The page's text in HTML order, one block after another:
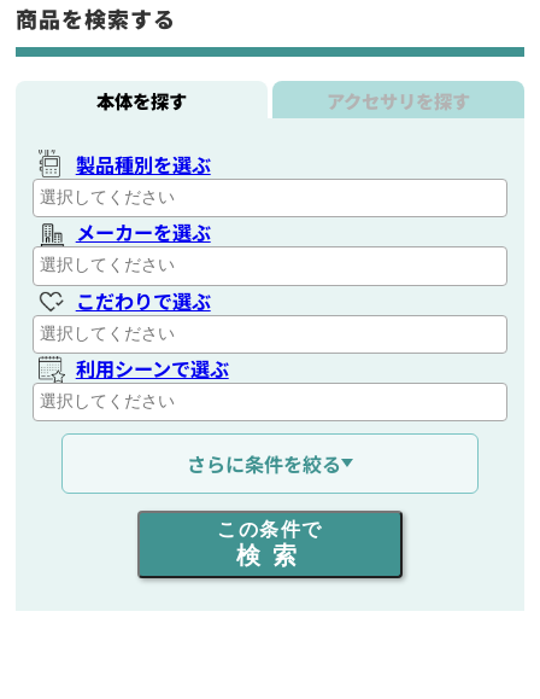
商品を検索する
本体を探す アクセサリを探す
製品種別を選ぶ
メーカーを選ぶ
こだわりで選ぶ
利用シーンで選ぶ
通信距離を選ぶ
出力を選ぶ
同時通話人数を選ぶ
さらに条件を絞る
この条件で
検索